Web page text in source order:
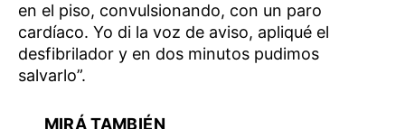
en el piso, convulsionando, con un paro
cardíaco. Yo di la voz de aviso, apliqué el
desfibrilador y en dos minutos pudimos
salvarlo”.